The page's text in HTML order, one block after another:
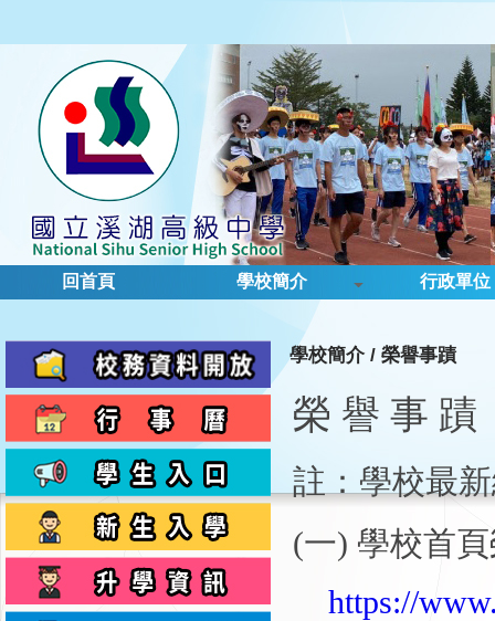
回首頁 學校簡介 行政單位
學校簡介/ 榮譽事蹟
榮 譽 事 蹟
註 ： 學校最
(一) 學校首
https://